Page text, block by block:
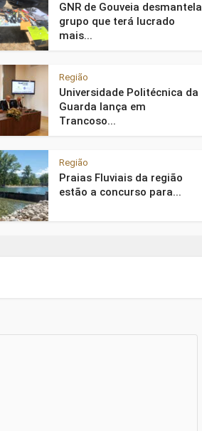
GNR de Gouveia desmantela
grupo que terá lucrado
mais...
Região
Universidade Politécnica da
Guarda lança em
Trancoso...
Região
Praias Fluviais da região
estão a concurso para...